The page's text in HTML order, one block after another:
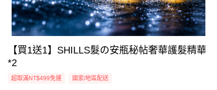
【買1送1】SHILLS髮の安瓶秘帖奢華護髮精華
*2
超取滿NT$499免運 國家/地區配送